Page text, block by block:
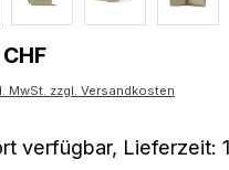
Preis:
MwSt. zzgl. Versandkosten
verfügbar, Lieferzeit: